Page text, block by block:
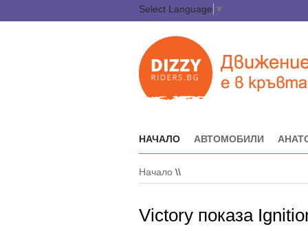
Select Language ▼
НАЧАЛО АВТОМОБИЛИ
Начало \\
Victory показа